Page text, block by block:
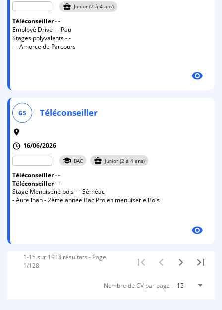
business_center Junior (2 à 4 ans)
Téléconseiller- -
Employé Drive - - Pau
Stages polyvalents - -
- - Amorce de Parcours
visibility
GS Téléconseiller
room
schedule 16/06/2026
school BAC business_center Junior (2 à 4 ans)
Téléconseiller- -
Téléconseiller- -
Stage Menuiserie bois - - Séméac
- Aureilhan - 2ème année Bac Pro en menuiserie Bois
visibility
Nombre de CV par page : 15
1-15 sur 1913 résultats - Page
1/128